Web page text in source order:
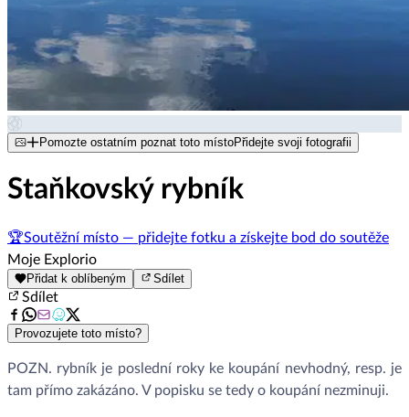
Pomozte ostatním poznat toto místoPřidejte svoji fotografii
Staňkovský rybník
🏆Soutěžní místo — přidejte fotku a získejte bod do soutěže
Moje Explorio
Přidat k oblíbeným Sdílet
Sdílet
Provozujete toto místo?
POZN. rybník je poslední roky ke koupání nevhodný, resp. je
tam přímo zakázáno. V popisku se tedy o koupání nezminuji.